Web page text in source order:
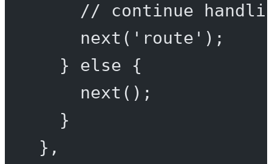
// continue
next ( 'route' );
} else {
next ();
}
},